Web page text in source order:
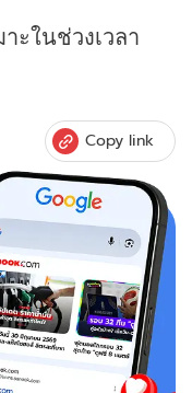
าะในช่วงเวลา
Copy link